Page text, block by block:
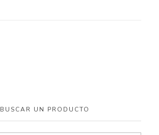
BUSCAR UN PRODUCTO